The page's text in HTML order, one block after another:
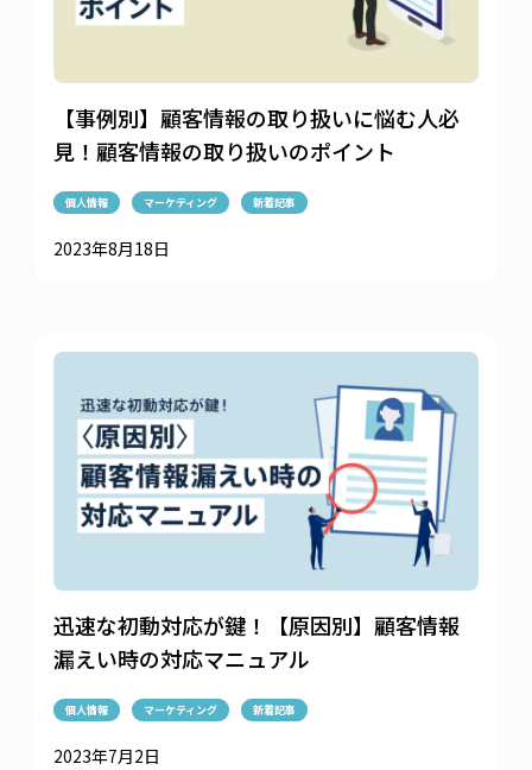
【事例別】顧客情報の取り扱いに悩む人必
見！顧客情報の取り扱いのポイント
個人情報 マーケティング 新着記事
2023年8月18日
迅速な初動対応が鍵！【原因別】顧客情報
漏えい時の対応マニュアル
個人情報 マーケティング 新着記事
2023年7月2日